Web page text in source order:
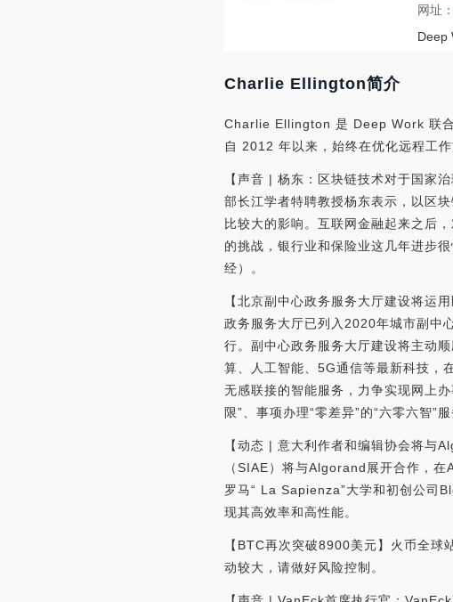
网址：
Deep
Charlie Ellington简介
Charlie Ellington 是 Deep Work 联合
自 2012 年以来，始终在优化远程工作
【声音 | 杨东：区块链技术对于国家
部长江学者特聘教授杨东表示，以区
比较大的影响。互联网金融起来之后
的挑战，银行业和保险业这几年进步
经）。
【北京副中心政务服务大厅建设将运
政务服务大厅已列入2020年城市副中
行。副中心政务服务大厅建设将主动
算、人工智能、5G通信等最新科技，
无感联接的智能服务，力争实现网上办
限”、事项办理“零差异”的“六零六智”
【动态 | 意大利作者和编辑协会将与
（SIAE）将与Algorand展开合作，
罗马“ La Sapienza”大学和初创公司
现其高效率和高性能。
【BTC再次突破8900美元】火币全
动较大，请做好风险控制。